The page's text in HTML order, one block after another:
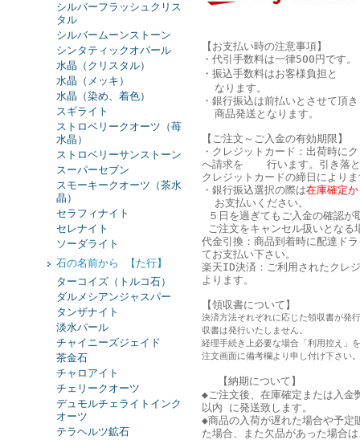
シルバーフラッシュクリス
タル
シルバームーンストーン
シンタティックオパール
水晶（クリスタル）
水晶（メッキ）
水晶（染め、着色）
スギライト
ストロベリークオーツ（苺
水晶）
ストロベリーサンストーン
スーパーセブン
スモーキークオーツ（茶水
晶）
セラフィナイト
セレナイト
ソーダライト
石の名前から 【た行】
ターコイズ（トルコ石）
ダルメシアンジャスパー
タンザナイト
淡水パール
チャイニーズジェイド
茶金石
チャロアイト
チェリークオーツ
デュモルチェライトインク
オーツ
テラヘルツ鉱石
【お支払い時の注意事項】
・代引手数料は一律500円です。
・振込手数料はお客様負担と
なります。
・銀行振込は前払いとさせて頂
商品発送となります。
【ご注文～ご入金の有効期限】
・クレジットカード：出荷時に
へ請求を 行います。引き落と
クレジットカードの締日により
・銀行振込選択の際は在庫確定
お支払いください。
５日を過ぎてもご入金の確認が
ご注文をキャンセル扱いとなる
代金引換：商品到着時に配達ド
てお支払い下さい。
楽天ID決済：ご利用されたクレ
よります。
【領収書について】
決済方法それぞれに応じた領収書が発
収書は発行いたしません。
経理手続き上必要な場合「利用控え」
注文画面に備考欄より申し付け下さい。
【納期について】
◆ご注文後、在庫確定または入
以内 に発送致します。
◆商品の入荷が遅れた場合や予定
た場合、また欠品があった場合